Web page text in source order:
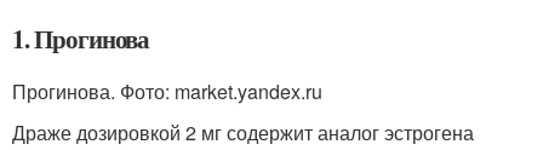
1. Прогинова
Прогинова. Фото: market.yandex.ru
Драже дозировкой 2 мг содержит аналог эстрогена